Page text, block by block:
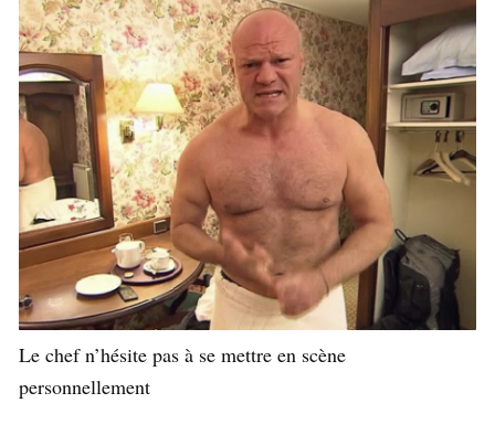
Le chef n’hésite pas à se mettre en scène
personnellement